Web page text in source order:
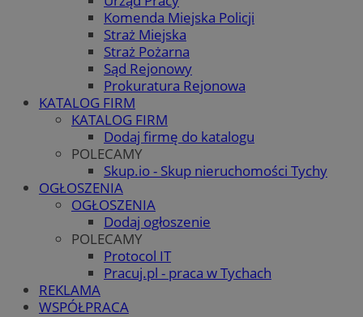
Komenda Miejska Policji
Straż Miejska
Straż Pożarna
Sąd Rejonowy
Prokuratura Rejonowa
KATALOG FIRM
KATALOG FIRM
Dodaj firmę do katalogu
POLECAMY
Skup.io - Skup nieruchomości Tychy
OGŁOSZENIA
OGŁOSZENIA
Dodaj ogłoszenie
POLECAMY
Protocol IT
Pracuj.pl - praca w Tychach
REKLAMA
WSPÓŁPRACA